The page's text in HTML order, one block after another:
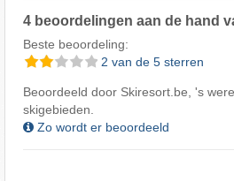
4 beoordelingen aan de hand
Beste beoordeling:
2 van de 5 sterren
Beoordeeld door Skiresort.be, 's
skigebieden.
Zo wordt er beoordeeld